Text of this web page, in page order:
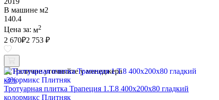
В машине м2
140.4
Цена за: м2
2 670₽2 753 ₽
Наличие уточняйте у менеджера
-3%
Тротуарная плитка Трапеция 1.Т.8 400х200х80 гладкий
колормикс Плитняк